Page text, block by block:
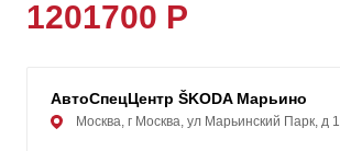
1201700 Р
АвтоСпецЦентр ŠKODA Марьино
Москва, г Москва, ул Марьинский Парк, д 1